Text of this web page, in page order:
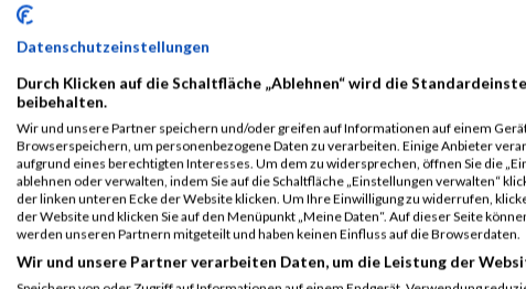
10079
18862
Tineke
18205
Sandra Hermann
3475
16268
Lotte Lehmbruck
5049
Sabine Eim
7653
Franziska Flügge
1380
Jeanne Li Voß
6002
Julia Halberstadt
Datenschutzeinstellungen
Durch Klicken auf die Schaltfläche „Ablehnen“ wird die
beibehalten.
Wir und unsere Partner speichern und/oder greifen auf Informationen auf einem
Browserspeichern, um personenbezogene Daten zu verarbeiten. Einige Anbieter
aufgrund eines berechtigten Interesses. Um dem zu widersprechen, öffnen Sie die
ablehnen oder verwalten, indem Sie auf die Schaltfläche „Einstellungen verwalten“
der linken unteren Ecke der Website klicken. Um Ihre Einwilligung zu widerrufen,
der Website und klicken Sie auf den Menüpunkt „Meine Daten“. Auf dieser Seite
werden unseren Partnern mitgeteilt und haben keinen Einfluss auf die Browserdaten.
Wir und unsere Partner verarbeiten Daten, um die Leistung der